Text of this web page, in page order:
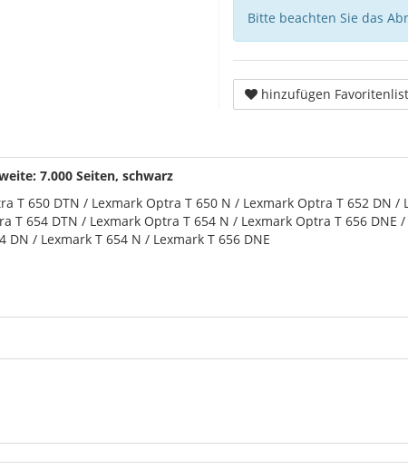
Bitte beachten Sie das
hinzufügen
7.000 Seiten, schwarz
T 650 DTN / Lexmark Optra T 650 N / Lexmark Optra T 652 DN
T 654 DTN / Lexmark Optra T 654 N / Lexmark Optra T 656 DNE
DN / Lexmark T 654 N / Lexmark T 656 DNE